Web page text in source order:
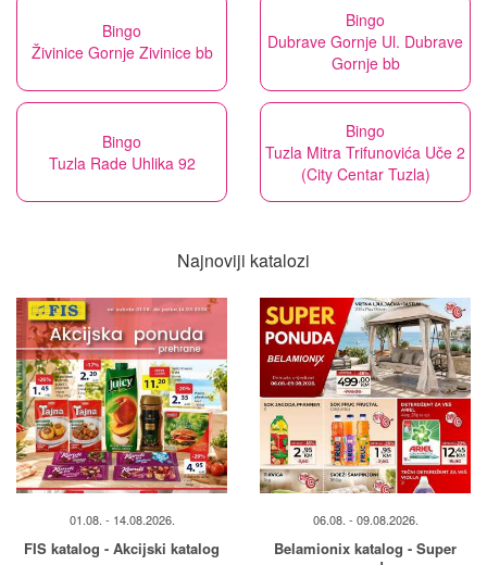
Bingo
Živinice Gornje Zivinice bb
Bingo
Dubrave Gornje Ul. Dubrave
Gornje bb
Bingo
Tuzla Rade Uhlika 92
Bingo
Tuzla Mitra Trifunovića Uče 2
(City Centar Tuzla)
Najnoviji katalozi
01.08. - 14.08.2026.
FIS katalog - Akcijski katalog
06.08. - 09.08.2026.
Belamionix katalog - Super